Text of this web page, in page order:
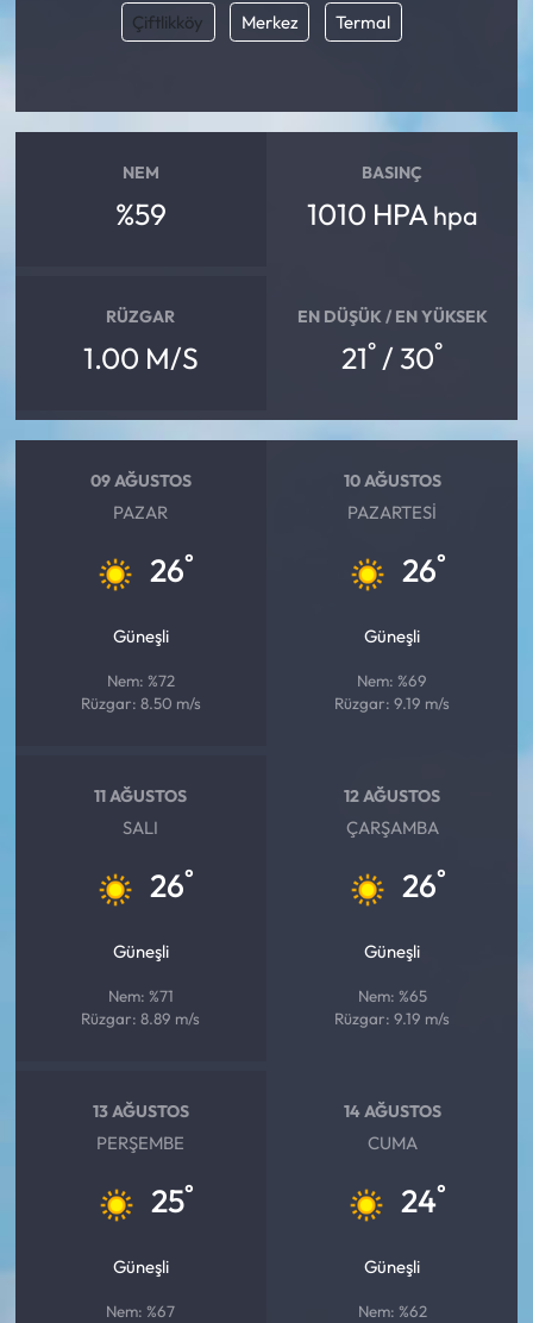
Çiftlikköy Merkez Termal
NEM
%59
BASINÇ
1010 HPAhpa
RÜZGAR
1.00 M/S
EN DÜŞÜK / EN YÜKSEK
21° / 30°
09 AĞUSTOS
PAZAR
26°
Güneşli
Nem: %72
Rüzgar: 8.50 m/s
10 AĞUSTOS
PAZARTESI
26°
Güneşli
Nem: %69
Rüzgar: 9.19 m/s
11 AĞUSTOS
SALI
26°
Güneşli
Nem: %71
Rüzgar: 8.89 m/s
12 AĞUSTOS
ÇARŞAMBA
26°
Güneşli
Nem: %65
Rüzgar: 9.19 m/s
13 AĞUSTOS
PERŞEMBE
25°
Güneşli
Nem: %67
14 AĞUSTOS
CUMA
24°
Güneşli
Nem: %62
RESMİ İLANLAR